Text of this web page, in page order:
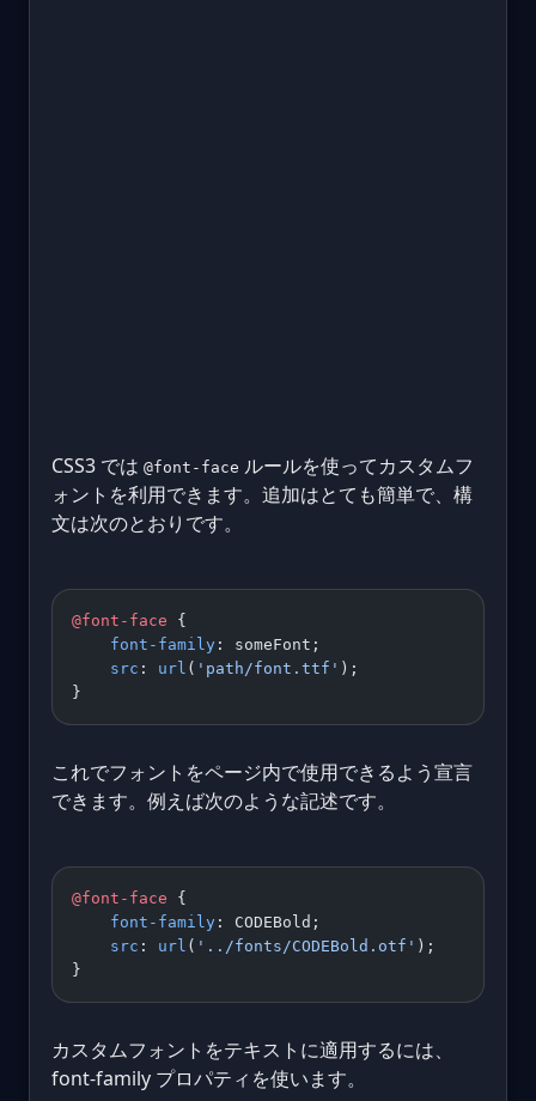
CSS3 では @font-face ルールを使ってカスタムフ
ォントを利用できます。追加はとても簡単で、構
文は次のとおりです。
@font-face {
    font-family
: someFont;
    src
: url ( 'path/font.ttf' );
}
これでフォントをページ内で使用できるよう宣言
できます。例えば次のような記述です。
@font-face {
    font-family
: CODEBold;
    src
: url ( '../fonts/CODEBold.otf' );
}
カスタムフォントをテキストに適用するには、
font-family プロパティを使います。